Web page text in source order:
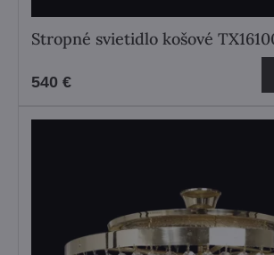
Stropné svietidlo košové
540 €